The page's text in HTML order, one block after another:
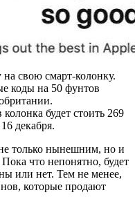
свою смарт-колонку.
коды на 50 фунтов
будет стоить 269
декабря.
только нынешним, но и
что непонятно, будет
или нет. Тем не менее,
которые продают